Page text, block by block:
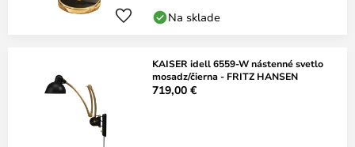
Na sklade
KAISER idell 6559-W nástenné svetlo
mosadz/čierna - FRITZ HANSEN
719,00 €